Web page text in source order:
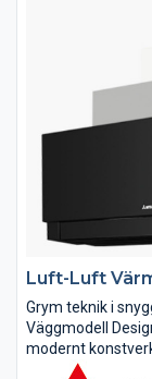
Luft-Luft
Grym teknik i
Väggmodell
modernt
och förvåning.